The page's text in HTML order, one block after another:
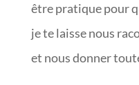
être pratique pour
je te laisse nous
et nous donner